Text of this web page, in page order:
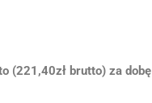
(221,40zł brutto) za dobę